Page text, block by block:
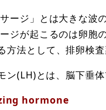
ージ」とは大きな波
ジが起こるのは卵胞
方法として、排卵検査
ン(LH)とは、脳下垂
hormone